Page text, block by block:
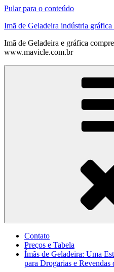
Pular para o conteúdo
Imã de Geladeira indústria gráfica
Imã de Geladeira e gráfica
www.mavicle.com.br
Contato
Preços e Tabela
Ímãs de Geladeira: Uma
para Drogarias e Revendas